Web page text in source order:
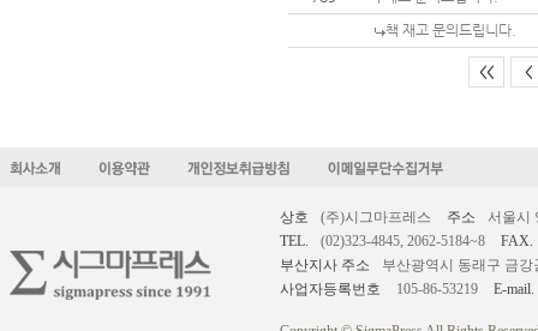
책 재고 문의드립니다.
<< <
상호 (주)시그마프레스 주소
서울시
TEL.
(02)323-4845, 2062-5184~8
FAX.
부산지사 주소
부산광역시 동래구 금강
사업자등록번호
105-86-53219 E-mail.